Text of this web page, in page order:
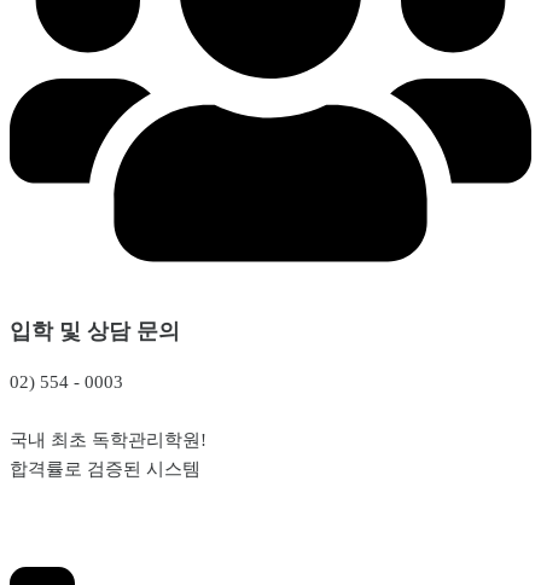
입학 및 상담 문의
02) 554 - 0003
국내 최초 독학관리학원!
합격률로 검증된 시스템